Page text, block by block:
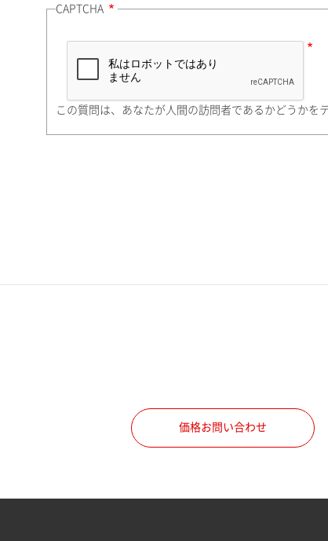
町名・番地（勤務先）
所属部署
CAPTCHA
この質問は、あなたが人間の訪問者であるかどうかを
価格お問い合わせ